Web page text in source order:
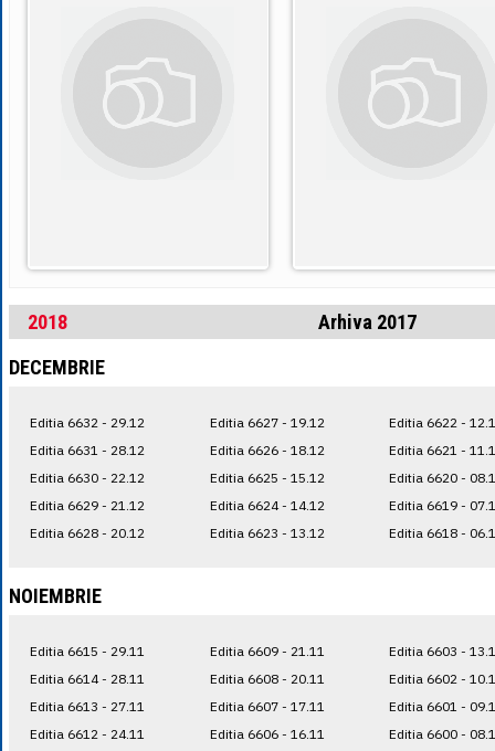
2018
Arhiva 2017
DECEMBRIE
Editia 6632 - 29.12
Editia 6631 - 28.12
Editia 6630 - 22.12
Editia 6629 - 21.12
Editia 6628 - 20.12
Editia 6627 - 19.12
Editia 6626 - 18.12
Editia 6625 - 15.12
Editia 6624 - 14.12
Editia 6623 - 13.12
Editia 6622 -
Editia 6621 -
Editia 6620 -
Editia 6619 -
Editia 6618 -
NOIEMBRIE
Editia 6615 - 29.11
Editia 6614 - 28.11
Editia 6613 - 27.11
Editia 6612 - 24.11
Editia 6609 - 21.11
Editia 6608 - 20.11
Editia 6607 - 17.11
Editia 6606 - 16.11
Editia 6603 -
Editia 6602 -
Editia 6601 -
Editia 6600 -